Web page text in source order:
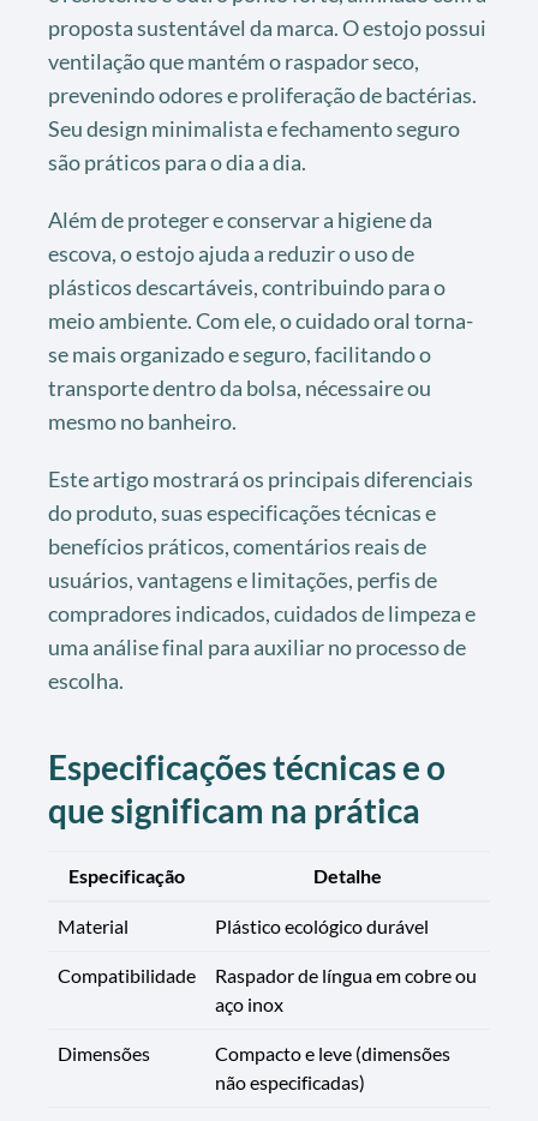
proposta sustentável da marca. O estojo possui
ventilação que mantém o raspador seco,
prevenindo odores e proliferação de bactérias.
Seu design minimalista e fechamento seguro
são práticos para o dia a dia.
Além de proteger e conservar a higiene da
escova, o estojo ajuda a reduzir o uso de
plásticos descartáveis, contribuindo para o
meio ambiente. Com ele, o cuidado oral torna-
se mais organizado e seguro, facilitando o
transporte dentro da bolsa, nécessaire ou
mesmo no banheiro.
Este artigo mostrará os principais diferenciais
do produto, suas especificações técnicas e
benefícios práticos, comentários reais de
usuários, vantagens e limitações, perfis de
compradores indicados, cuidados de limpeza e
uma análise final para auxiliar no processo de
escolha.
Especificações técnicas e o
que significam na prática
Especificação Detalhe
Material Plástico ecológico durável
Compatibilidade
Raspador de língua em cobre ou
aço inox
Dimensões
Compacto e leve (dimensões
não especificadas)